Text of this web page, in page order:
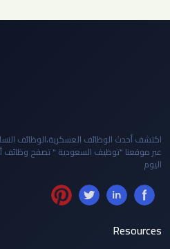
اكتشف أحدث الوظائف العسكرية،الوظائف
عبر موقعنا "توظيف السعودية " تصفح
اليوم
Resources